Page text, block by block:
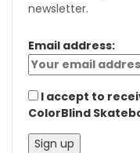
newsletter.
Email address:
I accept to
ColorBlind